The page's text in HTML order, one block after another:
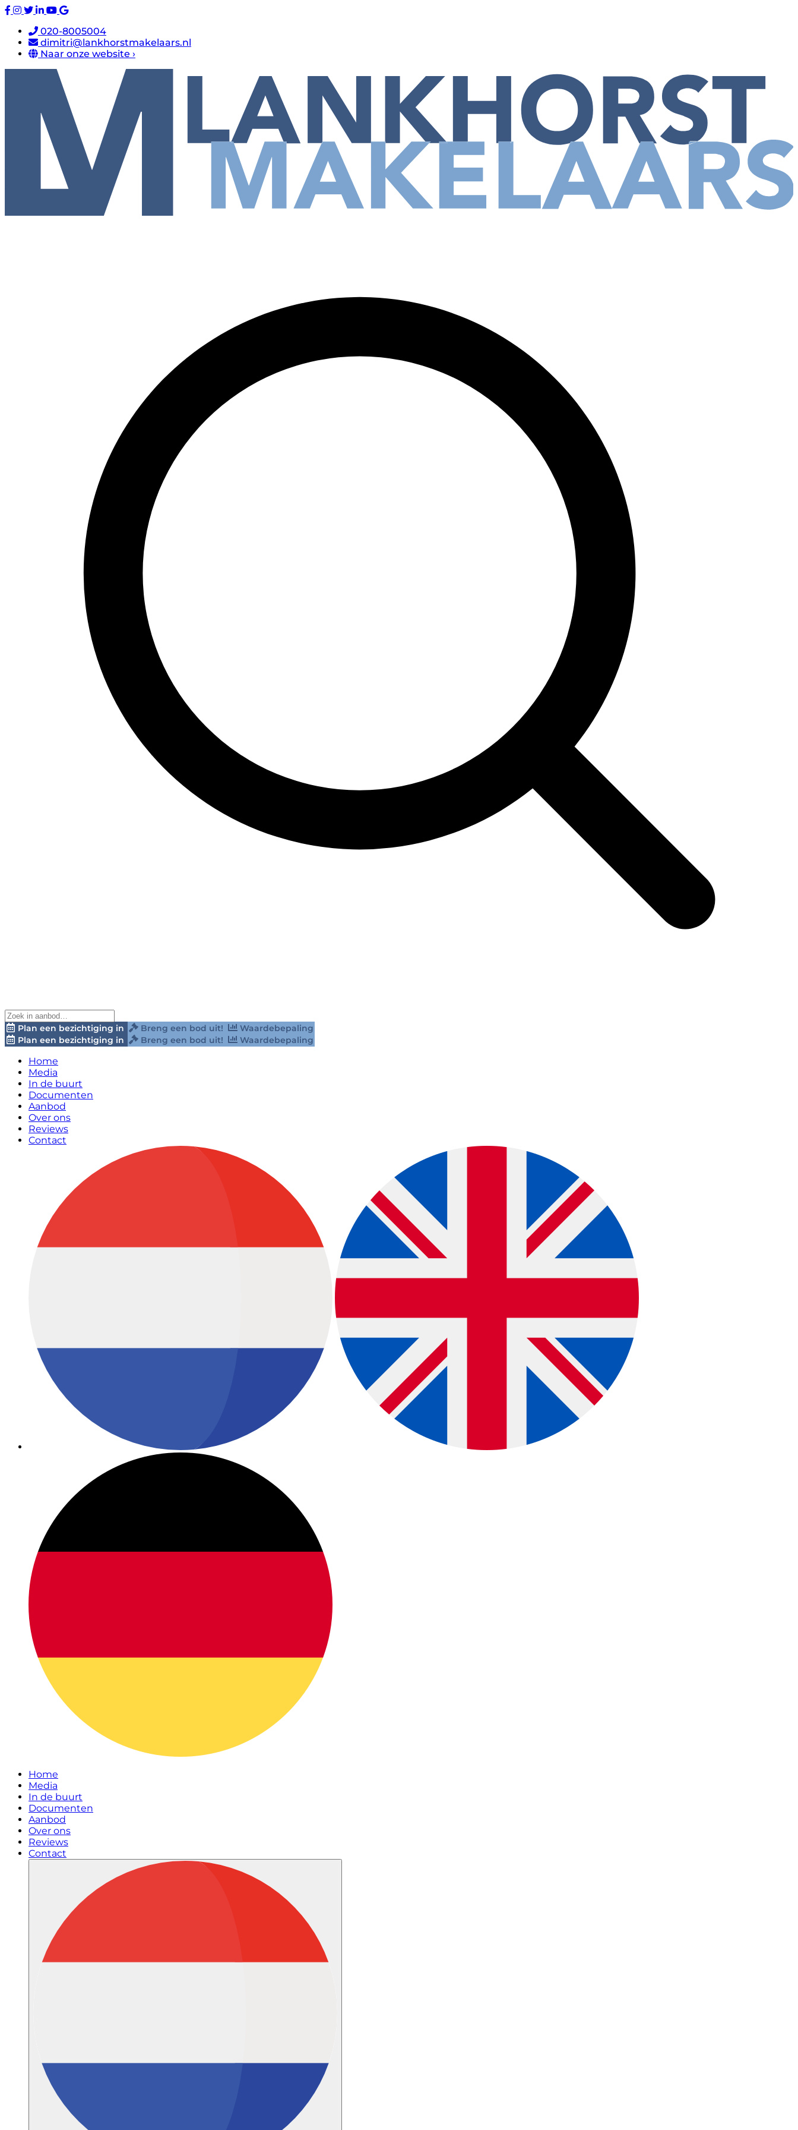
020-8005004
dimitri@lankhorstmakelaars.nl
Naar onze website ›
Plan een bezichtiging in Breng een bod uit!
Waardebepaling
Plan een bezichtiging in
Breng een bod uit! Waardebepaling
Home
Media
In de buurt
Documenten
Aanbod
Over ons
Reviews
Contact
Home
Media
In de buurt
Documenten
Aanbod
Over ons
Reviews
Contact